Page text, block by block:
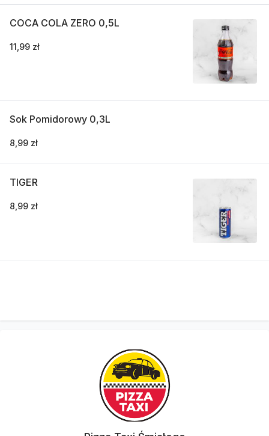
COCA COLA ZERO 0,5L
11,99 zł
Sok Pomidorowy 0,3L
8,99 zł
TIGER
8,99 zł